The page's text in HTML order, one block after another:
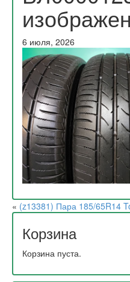
6 июля, 2026
« (z13381) Пара 185/65R14
Корзина
Корзина пуста.